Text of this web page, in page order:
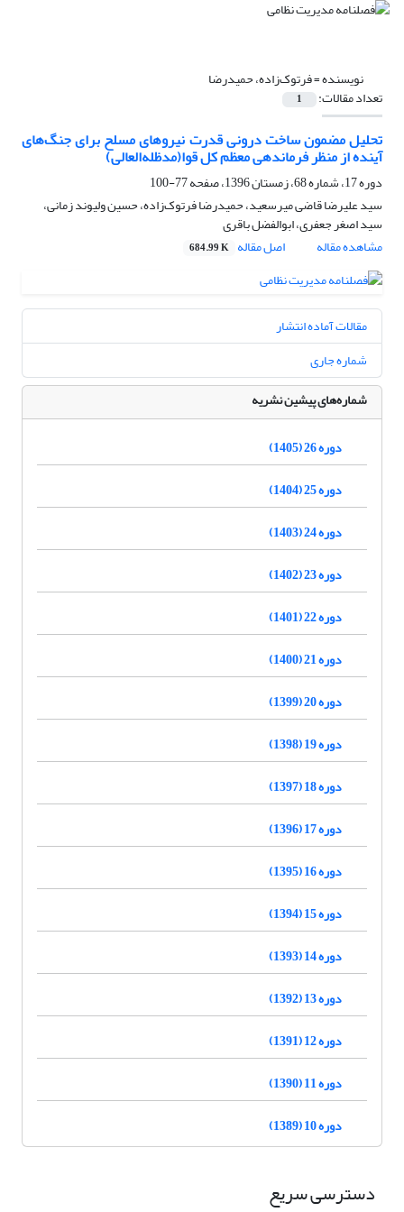
نویسنده =فرتوک‌زاده، حمیدرضا
تعداد مقالات: 1
تحلیل مضمون ساخت درونی قدرت نیروهای مسلح برای جنگ‌های
آینده از منظر فرماندهی معظم کل قوا(مدظله‌العالی)
دوره 17، شماره 68، زمستان 1396، صفحه
77-100
سید علیرضا قاضی میرسعید، حمیدرضا فرتوک‌زاده، حسین ولیوند‌ زمانی،
سید اصغر جعفری، ابوالفضل باقری
مشاهده مقاله
اصل مقاله 684.99 K
مقالات آماده انتشار
شماره جاری
شماره‌های پیشین نشریه
دوره 26 (1405)
دوره 25 (1404)
دوره 24 (1403)
دوره 23 (1402)
دوره 22 (1401)
دوره 21 (1400)
دوره 20 (1399)
دوره 19 (1398)
دوره 18 (1397)
دوره 17 (1396)
دوره 16 (1395)
دوره 15 (1394)
دوره 14 (1393)
دوره 13 (1392)
دوره 12 (1391)
دوره 11 (1390)
دوره 10 (1389)
دسترسی سریع